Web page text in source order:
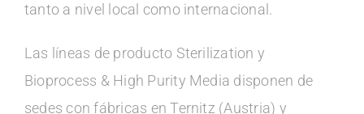
tanto a nivel local como internacional.
Las líneas de producto Sterilization y
Bioprocess & High Purity Media disponen de
sedes con fábricas en Ternitz (Austria) y